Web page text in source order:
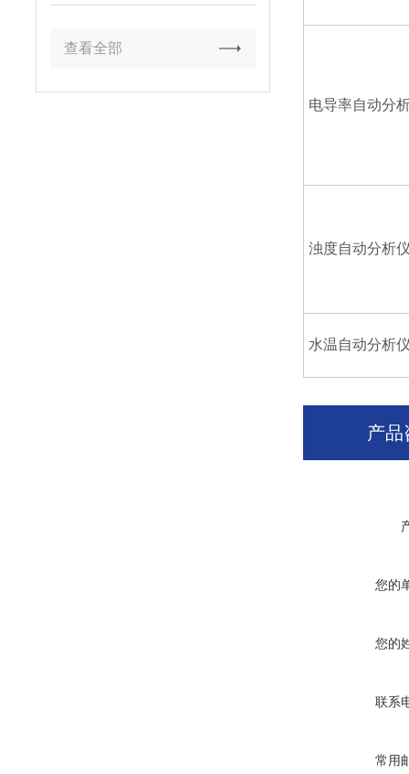
查看全部
电导率自动分
浊度自动分析
水温自动分析
产品
您的
您的
联系
常用